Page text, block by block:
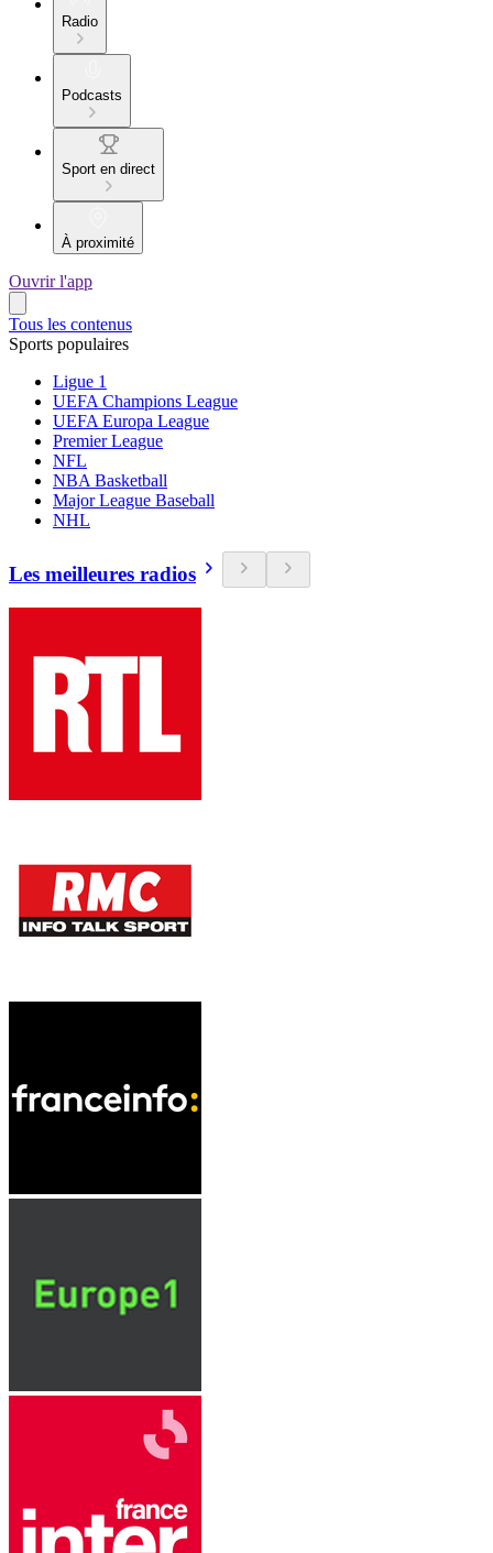
Radio
Podcasts
Sport en direct
À proximité
Ouvrir l'app
Tous les contenus
Sports populaires
Ligue 1
UEFA Champions League
UEFA Europa League
Premier League
NFL
NBA Basketball
Major League Baseball
NHL
Les meilleures radios